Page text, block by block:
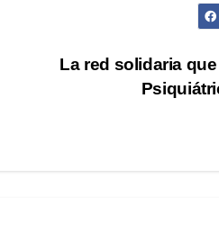
La red solidaria